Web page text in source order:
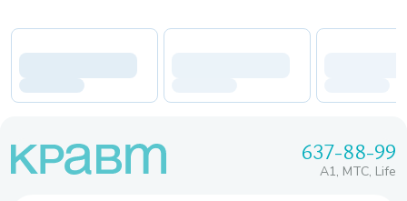
637-88-99
A1, МТС, Life